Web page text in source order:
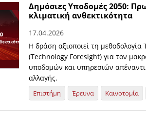
Δημόσιες Υποδομές 2050:
κλιματική ανθεκτικότητα
17.04.2026
Η δράση αξιοποιεί τη μεθοδολογία
(Technology Foresight) για τον
υποδομών και υπηρεσιών απέναντι
αλλαγής.
Επιστήμη Έρευνα Καινοτομία